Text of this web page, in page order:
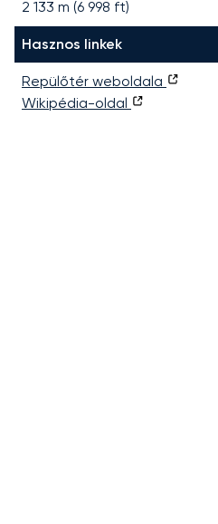
2 133 m (6 998 ft)
Hasznos linkek
Repülőtér weboldala
Wikipédia-oldal